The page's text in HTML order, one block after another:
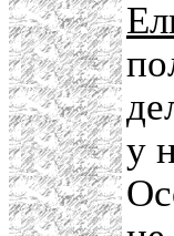
у